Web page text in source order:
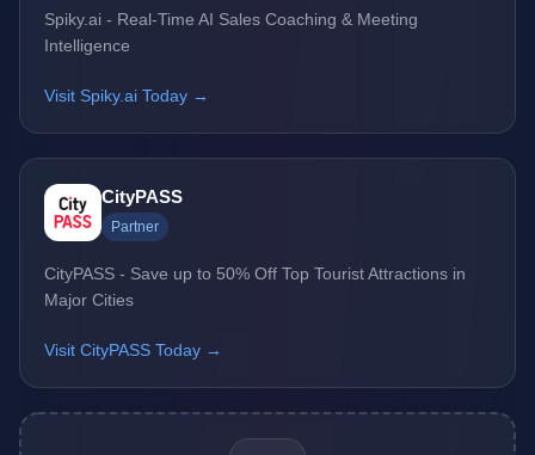
Spiky.ai - Real-Time AI Sales Coaching & Meeting
Intelligence
Visit Spiky.ai Today →
CityPASS
Partner
CityPASS - Save up to 50% Off Top Tourist Attractions in
Major Cities
Visit CityPASS Today →